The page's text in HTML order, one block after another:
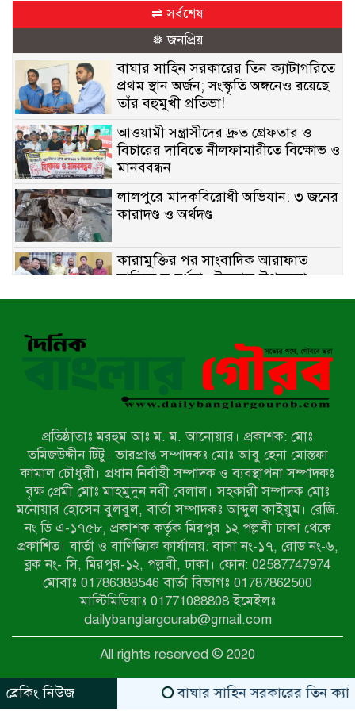
⇌ সর্বশেষ
❅ জনপ্রিয়
বাঘার সাহিন সরকারের তিন ক্যাটাগরিতে
প্রথম স্থান অর্জন; সংস্কৃতি অঙ্গনেও রয়েছে
তাঁর বহুমুখী প্রতিভা!
আওয়ামী সন্ত্রাসীদের দ্রুত গ্রেফতার ও
বিচারের দাবিতে নীলফামারীতে বিক্ষোভ ও
মানববন্ধন
লালপুরে মাদকবিরোধী অভিযান: ৩ জনের
কারাদণ্ড ও অর্থদণ্ড
কারামুক্তির পর সাংবাদিক আরাফাত
সানিকে সংবর্ধনা, টেকনাফ উপজেলা
প্রেসক্লাবের ফুলেল শুভেচ্ছা
মিয়ানমারের সীমান্তে স্থলমাইন বিস্ফোরণ:
উখিয়ার এক যুবকের পা বিচ্ছিন্ন
৭ম শ্রেণি পড়ুয়া কন্যাকে উত্ত্যক্ত করার
প্রতিবাদ করায় পিতাকে কু*পি*য়ে
জ*খ*ম…!!
জুলাই গণঅভ্যুত্থান দিবস-২০২৬ উপলক্ষে
নীলফামারীতে শহিদদের স্মরণে দোয়া
মাহফিল ও আলোচনা সভা অনুষ্ঠিত
বেলকুচিতে বজ্রপাতে শিক্ষার্থীর মৃত্যু
বেলকুচিতে গণঅভ্যুত্থান দিবসে ইসলামী
আন্দোলনের গণমিছিল ও গণহত্যার
বিচারের দাবি
প্রতিষ্ঠাতাঃ মরহুম আঃ ম. ম. আনোয়ার। প্রকাশক: মোঃ
তমিজউদ্দীন টিটু। ভারপ্রাপ্ত সম্পাদকঃ মোঃ আবু হেনা মোস্তফা
কামাল চৌধুরী। প্রধান নির্বাহী সম্পাদক ও ব্যবস্থাপনা সম্পাদকঃ
বৃক্ষ প্রেমী মোঃ মাহমুদুন নবী বেলাল। সহকারী সম্পাদক মোঃ
মনোয়ার হোসেন বুলবুল, বার্তা সম্পাদকঃ আব্দুল কাইয়ুম। রেজি.
নং ডি এ-১৭৫৮, প্রকাশক কর্তৃক মিরপুর ১২ পল্লবী ঢাকা থেকে
প্রকাশিত। বার্তা ও বাণিজ্যিক কার্যালয়: বাসা নং-১৭, রোড নং-৬,
ব্লক নং- সি, মিরপুর-১২, পল্লবী, ঢাকা। ফোন: 02587747974
মোবাঃ 01786388546 বার্তা বিভাগঃ 01787862500
মাল্টিমিডিয়াঃ 01771088808 ইমেইলঃ
dailybanglargourab@gmail.com
All rights reserved © 2020
ব্রেকিং নিউজ বাঘার সাহিন সরকারের তিন